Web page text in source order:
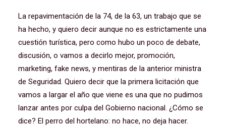
La repavimentación de la 74, de la 63, un trabajo que se
ha hecho, y quiero decir aunque no es estrictamente una
cuestión turística, pero como hubo un poco de debate,
discusión, o vamos a decirlo mejor, promoción,
marketing, fake news, y mentiras de la anterior ministra
de Seguridad. Quiero decir que la primera licitación que
vamos a largar el año que viene es una que no pudimos
lanzar antes por culpa del Gobierno nacional. ¿Cómo se
dice? El perro del hortelano: no hace, no deja hacer.